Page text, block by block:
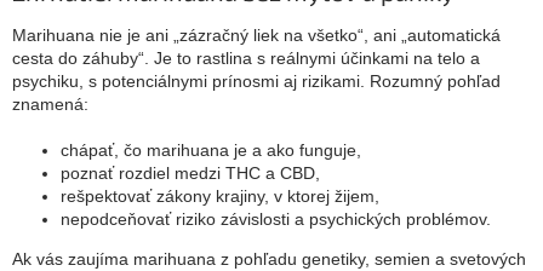
Marihuana nie je ani „zázračný liek na všetko“, ani „automatická
cesta do záhuby“. Je to rastlina s reálnymi účinkami na telo a
psychiku, s potenciálnymi prínosmi aj rizikami. Rozumný pohľad
znamená:
chápať, čo marihuana je a ako funguje,
poznať rozdiel medzi THC a CBD,
rešpektovať zákony krajiny, v ktorej žijem,
nepodceňovať riziko závislosti a psychických problémov.
Ak vás zaujíma marihuana z pohľadu genetiky, semien a svetových